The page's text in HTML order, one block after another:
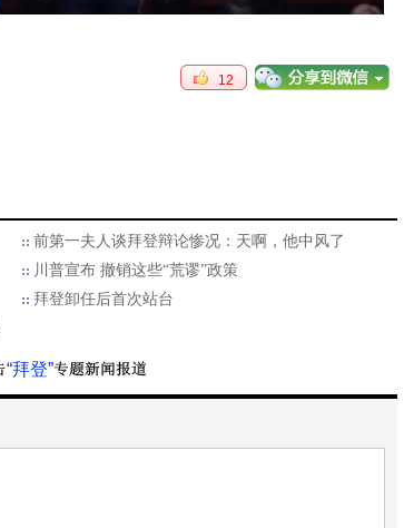
12
前第一夫人谈拜登辩论惨况：天啊，他中风了
川普宣布 撤销这些“荒谬”政策
拜登卸任后首次站台
“拜登”